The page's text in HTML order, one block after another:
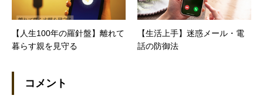
【人生100年の羅針盤】離れて
暮らす親を見守る
【生活上手】迷惑メール・電
話の防御法
コメント